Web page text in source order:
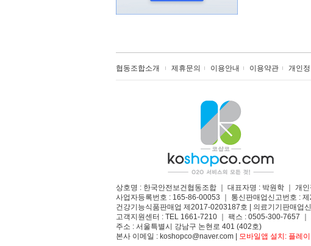
협동조합소개 제휴문의 이용안내 이용약관 개인
상호명 : 한국안전보건협동조합 ｜ 대표자명 : 박원학 ｜ 개
사업자등록번호 : 165-86-00053 ｜ 통신판매업신고번호 :
건강기능식품판매업 제2017-0203187호 | 의료기기판매업
고객지원센터 : TEL 1661-7210 ｜ 팩스 : 0505-300-7657
주소 : 서울특별시 강남구 논현로 401 (402호)​
본사 이메일 : koshopco@naver.com | 모바일앱 설치: 플레